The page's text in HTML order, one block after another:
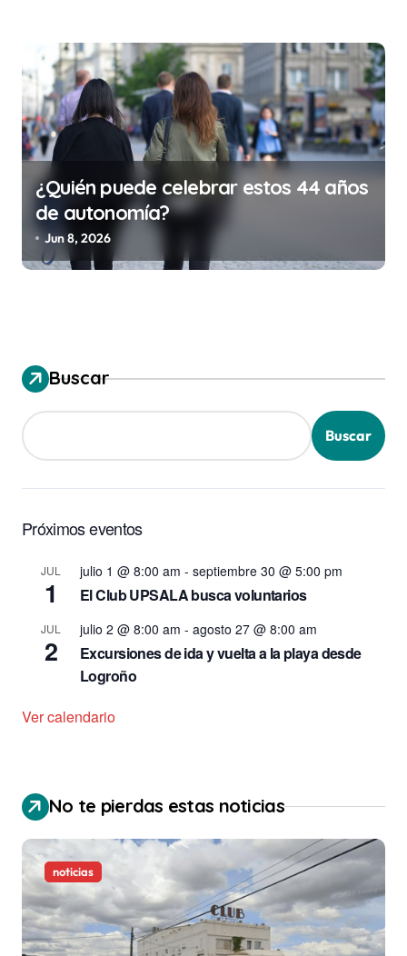
¿Quién puede celebrar estos 44 años
de autonomía?
Jun 8, 2026
Buscar
Buscar
Próximos eventos
JUL
1
julio 1 @ 8:00 am - septiembre 30 @ 5:00 pm
El Club UPSALA busca voluntarios
JUL
2
julio 2 @ 8:00 am - agosto 27 @ 8:00 am
Excursiones de ida y vuelta a la playa desde
Logroño
Ver calendario
No te pierdas estas noticias
noticias